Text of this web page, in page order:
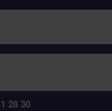
28 30